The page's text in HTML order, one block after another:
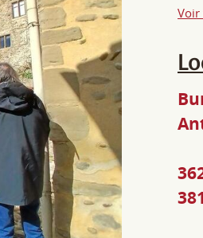
Voir